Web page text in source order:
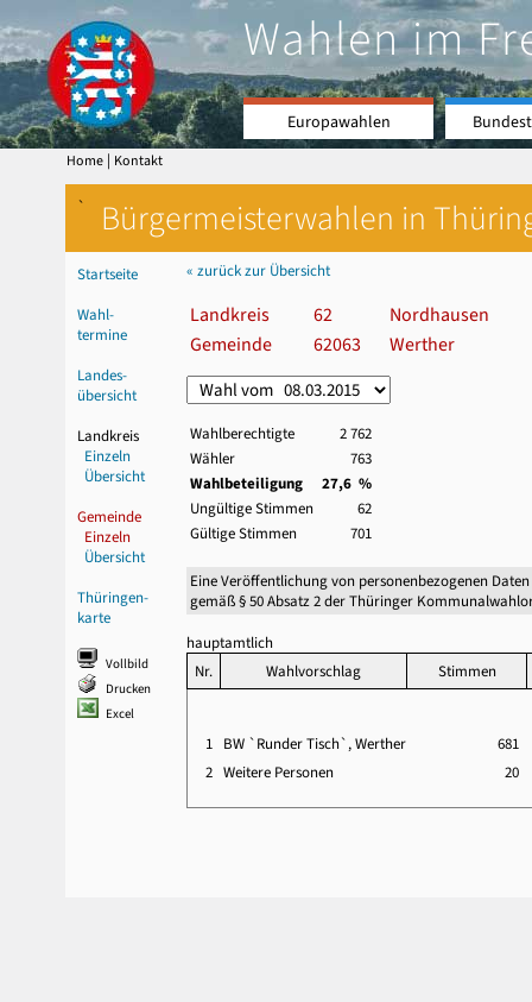
Wahlen im
Europawahlen
Home | Kontakt
` Bürgermeisterwahlen in
Startseite
Wahl-
termine
Landes-
übersicht
Landkreis
Einzeln
Übersicht
Gemeinde
Einzeln
Übersicht
Thüringen-
karte
Vollbild
Drucken
Excel
« zurück zur Übersicht
Landkreis 62
Nordhausen
Gemeinde
62063 Werther
Wahlberechtigte
2 762
Wähler
763
Wahlbeteiligung
27,6 %
Ungültige Stimmen
62
Gültige Stimmen
701
Eine Veröffentlichung von personenbezogenen
gemäß § 50 Absatz 2 der Thüringer
hauptamtlich
Nr.
Wahlvorschlag Stimmen
1 BW `Runder Tisch`, Werther
681
2 Weitere Personen 20